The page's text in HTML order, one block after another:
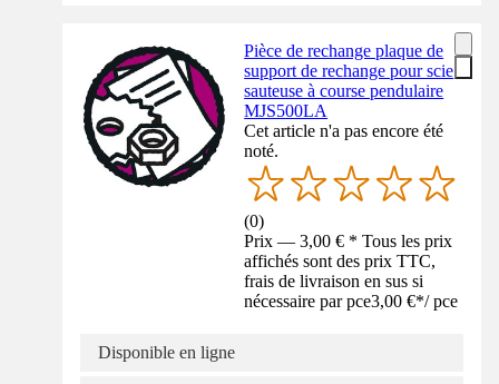
Pièce de rechange plaque de
support de rechange pour scie
sauteuse à course pendulaire
MJS500LA
Cet article n'a pas encore été
noté.
(0)
Prix — 3,00 € * Tous les prix
affichés sont des prix TTC,
frais de livraison en sus si
nécessaire par pce3,00 €*/ pce
Disponible en ligne